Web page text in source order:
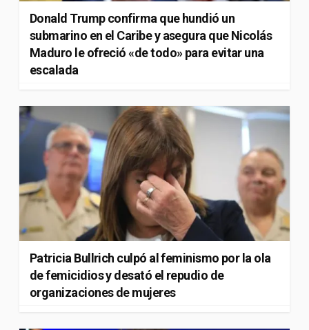
Donald Trump confirma que hundió un
submarino en el Caribe y asegura que Nicolás
Maduro le ofreció «de todo» para evitar una
escalada
Patricia Bullrich culpó al feminismo por la ola
de femicidios y desató el repudio de
organizaciones de mujeres